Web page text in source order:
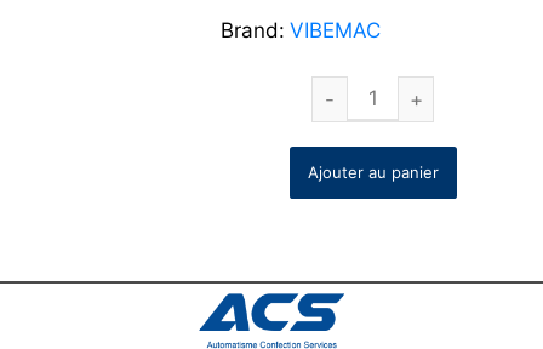
Brand: VIBEMAC
Ajouter au panier